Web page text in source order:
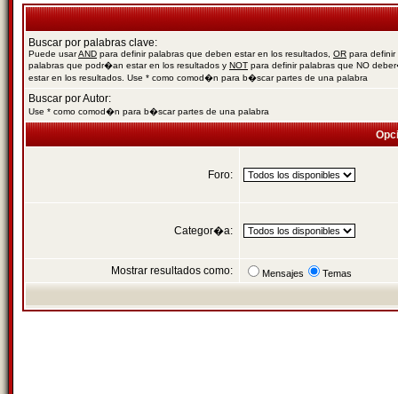
Buscar por palabras clave:
Puede usarAND para definir palabras que deben estar en los resultados, OR para definir
palabras que podr�an estar en los resultados y NOT para definir palabras que NO
estar en los resultados. Use * como comod�n para b�scar partes de una palabra
Buscar por Autor:
Use * como comod�n para b�scar partes de una palabra
Foro:
Categor�a:
Mostrar resultados como: Mensajes Temas